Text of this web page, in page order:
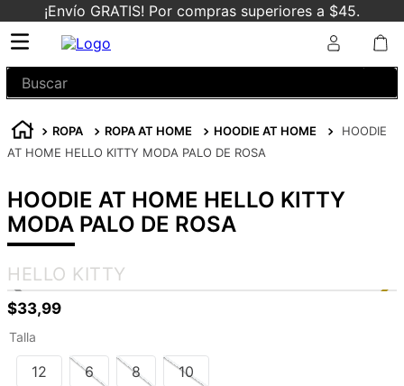
¡Envío GRATIS! Por compras superiores a $45.
Buscar
ROPA ROPA AT HOME HOODIE AT HOME
HOODIE
AT HOME HELLO KITTY MODA PALO DE ROSA
HOODIE AT HOME HELLO KITTY
MODA PALO DE ROSA
HELLO KITTY
$33,99
Talla
12 6 8 10